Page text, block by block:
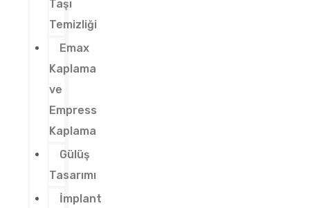
Taşı
Temizliği
Emax
Kaplama
ve
Empress
Kaplama
Gülüş
Tasarımı
İmplant